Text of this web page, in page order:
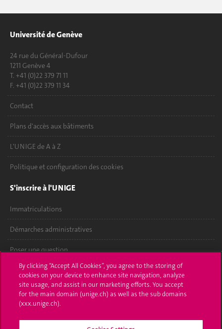
Université de Genève
24 rue du Général-Dufour
1211 Genève 4
T. +41 (0)22 379 71 11
F. +41 (0)22 379 11 34
Contact
Plans d'accès aux bâtiments
L'UNIGE de A à Z
Politique et configuration des cookies
S'inscrire à l'UNIGE
Immatriculations
Démarches administratives
Poser une question
L'UNIGE vous informe
UNIGE Mobile
By clicking “Accept All Cookies”, you agree to the storing of
cookies on your device to enhance site navigation, analyze
site usage, and assist in our marketing efforts. You accept
for the main domain (unige.ch) as well as the sub domains
(xxx.unige.ch).